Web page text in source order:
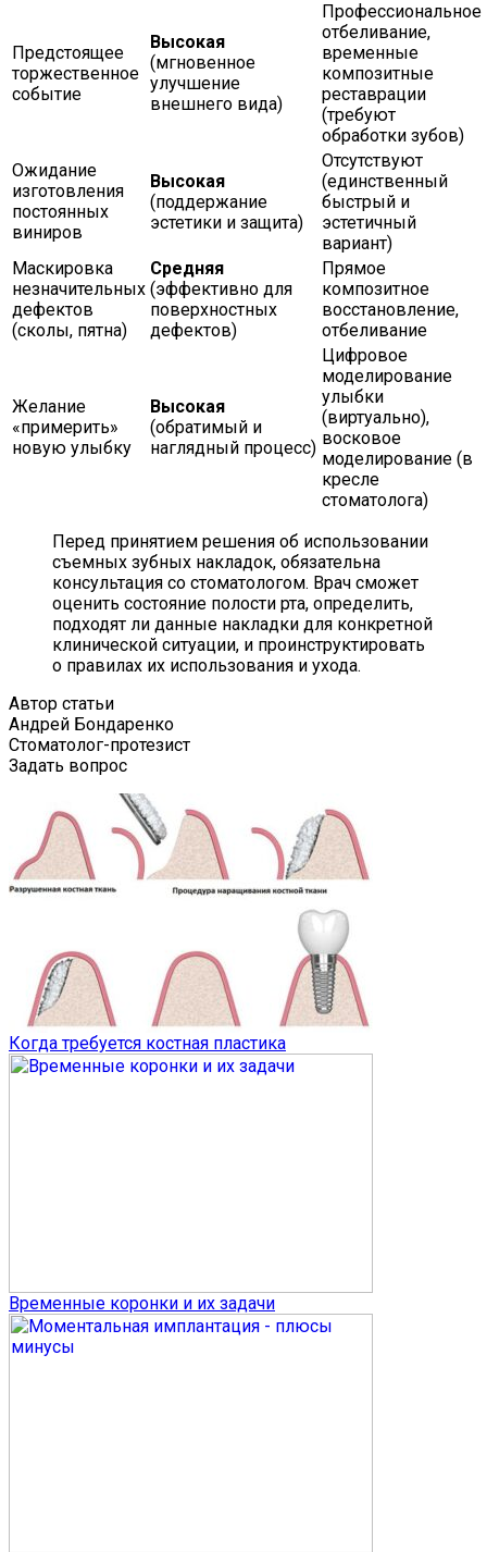
Предстоящее
торжественное
событие
Высокая
(мгновенное
улучшение
внешнего вида)
Профессиональное
отбеливание,
временные
композитные
реставрации
(требуют
обработки зубов)
Ожидание
изготовления
постоянных
виниров
Высокая
(поддержание
эстетики и защита)
Отсутствуют
(единственный
быстрый и
эстетичный
вариант)
Маскировка
незначительных
дефектов
(сколы, пятна)
Средняя
(эффективно для
поверхностных
дефектов)
Прямое
композитное
восстановление,
отбеливание
Желание
«примерить»
новую улыбку
Высокая
(обратимый и
наглядный процесс)
Цифровое
моделирование
улыбки
(виртуально),
восковое
моделирование (в
кресле
стоматолога)
Перед принятием решения об использовании
съемных зубных накладок, обязательна
консультация со стоматологом. Врач сможет
оценить состояние полости рта, определить,
подходят ли данные накладки для конкретной
клинической ситуации, и проинструктировать
о правилах их использования и ухода.
Автор статьи
Андрей Бондаренко
Стоматолог-протезист
Задать вопрос
Когда требуется костная пластика
Временные коронки и их задачи